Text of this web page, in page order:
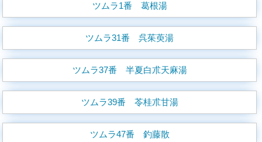
ツムラ1番 葛根湯
ツムラ31番 呉茱萸湯
ツムラ37番 半夏白朮天麻湯
ツムラ39番 苓桂朮甘湯
ツムラ47番 釣藤散